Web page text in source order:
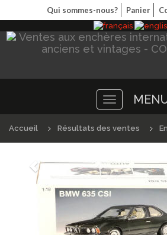
Qui sommes-nous? Panier
Toggle
navigation
Accueil Résultats des ventes
Précédént